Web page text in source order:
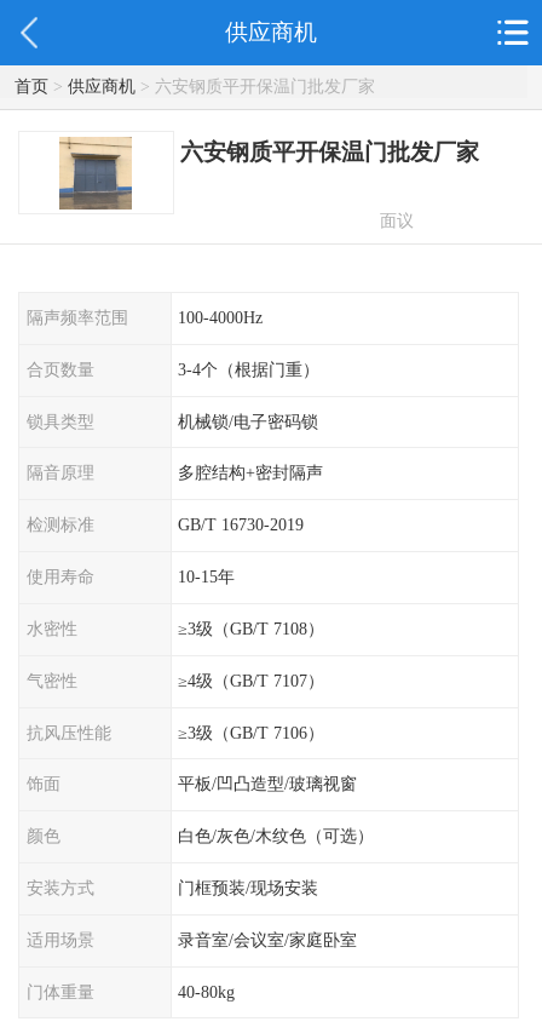
供应商机
首页> 供应商机> 六安钢质平开保温门批发厂家
六安钢质平开保温门批发厂家
面议
隔声频率范围 100-4000Hz
合页数量 3-4个（根据门重）
锁具类型 机械锁/电子密码锁
隔音原理 多腔结构+密封隔声
检测标准 GB/T 16730-2019
使用寿命 10-15年
水密性 ≥3级（GB/T 7108）
气密性 ≥4级（GB/T 7107）
抗风压性能 ≥3级（GB/T 7106）
饰面 平板/凹凸造型/玻璃视窗
颜色 白色/灰色/木纹色（可选）
安装方式 门框预装/现场安装
适用场景 录音室/会议室/家庭卧室
门体重量 40-80kg